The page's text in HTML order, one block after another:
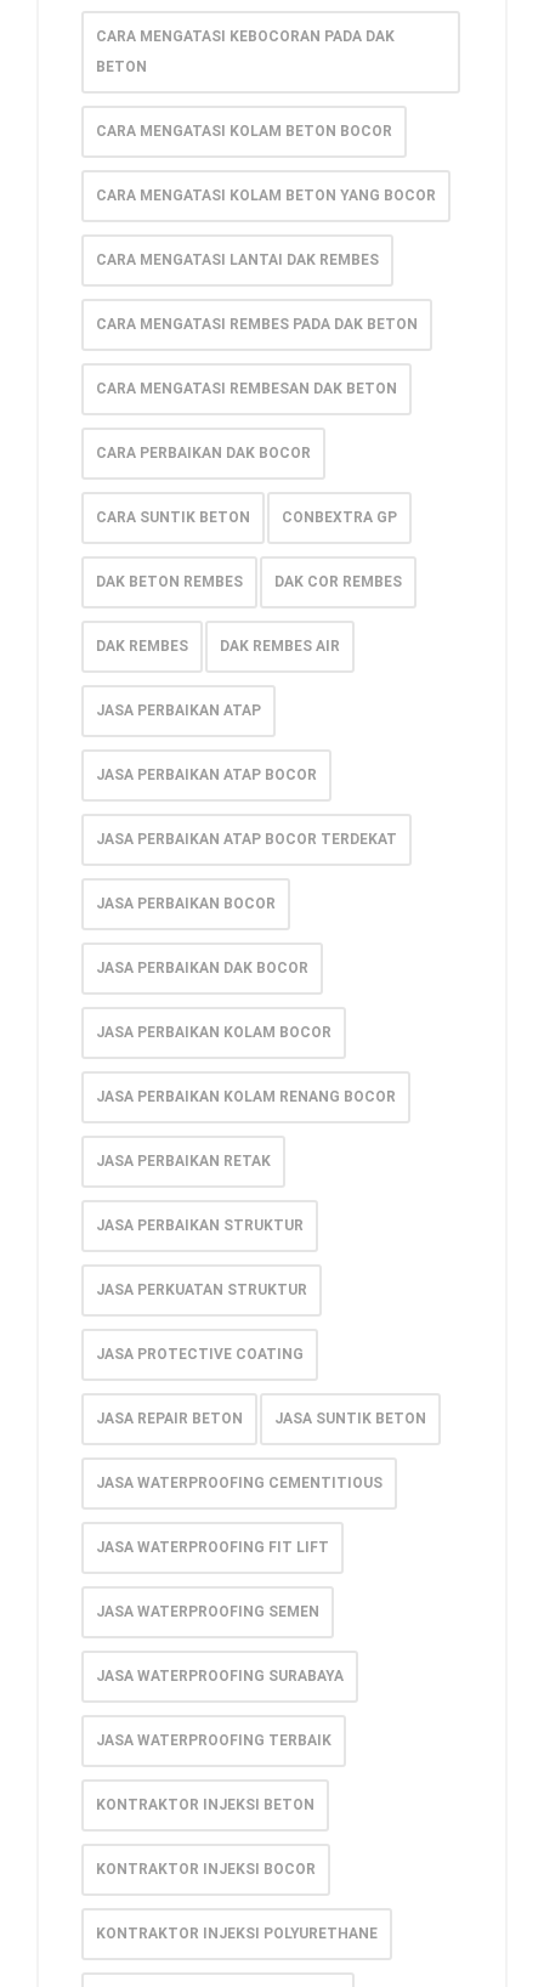
CARA MENGATASI KEBOCORAN PADA DAK
BETON
CARA MENGATASI KOLAM BETON BOCOR
CARA MENGATASI KOLAM BETON YANG BOCOR
CARA MENGATASI LANTAI DAK REMBES
CARA MENGATASI REMBES PADA DAK BETON
CARA MENGATASI REMBESAN DAK BETON
CARA PERBAIKAN DAK BOCOR
CARA SUNTIK BETON CONBEXTRA GP
DAK BETON REMBES DAK COR REMBES
DAK REMBES DAK REMBES AIR
JASA PERBAIKAN ATAP
JASA PERBAIKAN ATAP BOCOR
JASA PERBAIKAN ATAP BOCOR TERDEKAT
JASA PERBAIKAN BOCOR
JASA PERBAIKAN DAK BOCOR
JASA PERBAIKAN KOLAM BOCOR
JASA PERBAIKAN KOLAM RENANG BOCOR
JASA PERBAIKAN RETAK
JASA PERBAIKAN STRUKTUR
JASA PERKUATAN STRUKTUR
JASA PROTECTIVE COATING
JASA REPAIR BETON JASA SUNTIK BETON
JASA WATERPROOFING CEMENTITIOUS
JASA WATERPROOFING FIT LIFT
JASA WATERPROOFING SEMEN
JASA WATERPROOFING SURABAYA
JASA WATERPROOFING TERBAIK
KONTRAKTOR INJEKSI BETON
KONTRAKTOR INJEKSI BOCOR
KONTRAKTOR INJEKSI POLYURETHANE